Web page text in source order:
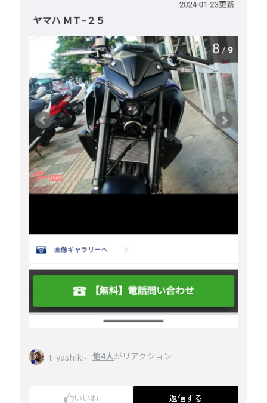
t-yashiki、 他4人がリアクション
いいね 返信する